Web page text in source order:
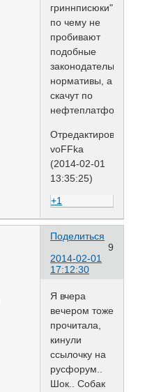
гриннписюки",
по чему не
пробивают
подобные
законодательные
нормативы, а
скачут по
нефтеплатформам?
Отредактировано
voFFka
(2014-02-01
13:35:25)
+1
Поделиться
9
2014-02-01
17:12:30
Я вчера
вечером тоже
прочитала,
кинули
ссылочку на
русфорум..
Шок.. Собак